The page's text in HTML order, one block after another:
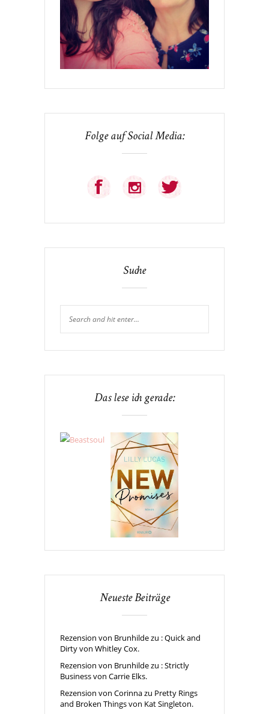
Folge auf Social Media:
Suche
Das lese ich gerade:
Neueste Beiträge
Rezension von Brunhilde zu : Quick and
Dirty von Whitley Cox.
Rezension von Brunhilde zu : Strictly
Business von Carrie Elks.
Rezension von Corinna zu Pretty Rings
and Broken Things von Kat Singleton.